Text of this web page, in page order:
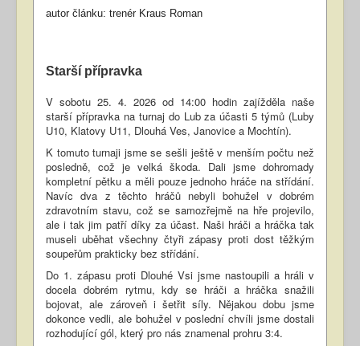
autor článku: trenér Kraus Roman
Starší přípravka
V sobotu 25. 4. 2026 od 14:00 hodin zajížděla naše
starší přípravka na turnaj do Lub za účasti 5 týmů (Luby
U10, Klatovy U11, Dlouhá Ves, Janovice a Mochtín).
K tomuto turnaji jsme se sešli ještě v menším počtu než
posledně, což je velká škoda. Dali jsme dohromady
kompletní pětku a měli pouze jednoho hráče na střídání.
Navíc dva z těchto hráčů nebyli bohužel v dobrém
zdravotním stavu, což se samozřejmě na hře projevilo,
ale i tak jim patří díky za účast. Naši hráči a hráčka tak
museli uběhat všechny čtyři zápasy proti dost těžkým
soupeřům prakticky bez střídání.
Do 1. zápasu proti Dlouhé Vsi jsme nastoupili a hráli v
docela dobrém rytmu, kdy se hráči a hráčka snažili
bojovat, ale zároveň i šetřit síly. Nějakou dobu jsme
dokonce vedli, ale bohužel v poslední chvíli jsme dostali
rozhodující gól, který pro nás znamenal prohru 3:4.